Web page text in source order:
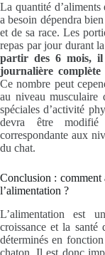
La quantité
a besoin dépendra
et de sa race. Les
repas par jour durant
partir des 6 mois, il
journalière
Ce nombre peut
au niveau
spéciales d’activité
devra être modifié
correspondante aux
du chat.
Conclusion : comment
l’alimentation ?
L’alimentation est
croissance et la santé
déterminés en
chaton. Il est donc